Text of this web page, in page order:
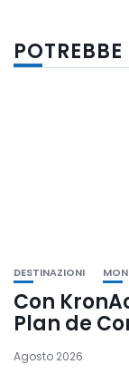
DESTINAZIONI
Con
Plan de
Agosto 2026